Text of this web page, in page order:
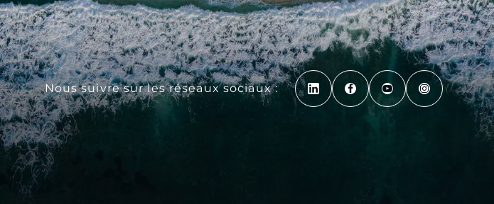
Nous suivre sur les réseaux sociaux :